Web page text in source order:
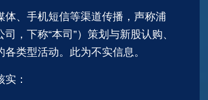
、手机短信等渠道传播，声称浦
，下称“本司”）策划与新股认购、
类型活动。此为不实信息。
：